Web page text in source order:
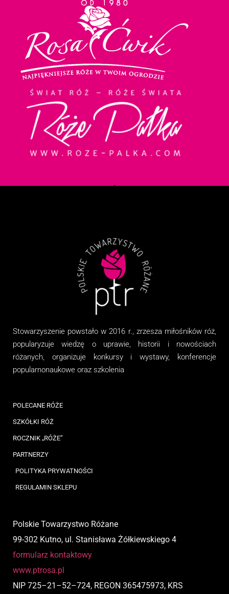
Stowarzyszenie powstało w 2016 r., zrzesza miłośników róż,
popularyzuje wiedzę o uprawie, historii i nowościach
różanych, organizujekonkursy i wystawy, konferencje
popularnonaukowe oraz szkolenia
POLECANE RÓŻE
SZKÓŁKI RÓŻ
ROCZNIK „RÓŻE”
PARTNERZY
POLITYKA PRYWATNOŚCI
REGULAMIN SKLEPU
Polskie Towarzystwo Różane
99-302 Kutno, ul. Stanisława Żółkiewskiego 4
formularz kontaktowy
www.ptrosa.pl
NIP 725–21 –52–724, REGON 365475973, KRS